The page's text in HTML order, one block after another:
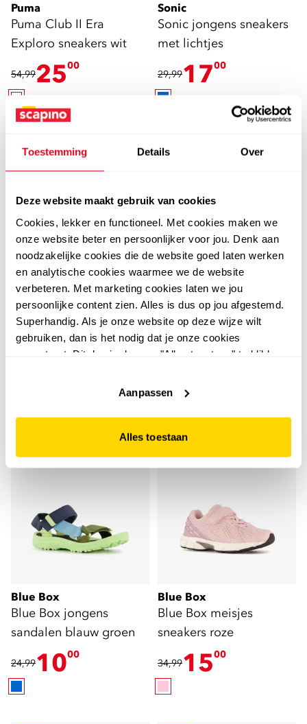
Toestemming Details Over
Deze website maakt gebruik van cookies
Cookies, lekker en functioneel. Met cookies maken we
onze website beter en persoonlijker voor jou. Denk aan
noodzakelijke cookies die de website goed laten werken
en analytische cookies waarmee we de website
verbeteren. Met marketing cookies laten we jou
persoonlijke content zien. Alles is dus op jou afgestemd.
Superhandig. Als je onze website op deze wijze wilt
gebruiken, dan is het nodig dat je onze cookies
accepteert. Dit doe je door op "Alles toestaan" te klikken.
website niet optimaal functioneert.
Aanpassen
Alles toestaan
Puma
Puma Club II Era
Exploro sneakers wit
54,992500
Sonic
Sonic jongens sneakers
met lichtjes
29,991700
sale
1,0
Puma
Puma Caven 2.0 Block
meisjes sneakers roze
sale
Paw Patrol
Paw Patrol kinder
klompen blauw
7
Blue Box
Blue Box jongens
sandalen blauw groen
24,991000
Blue Box
Blue Box meisjes
sneakers roze
34,991500